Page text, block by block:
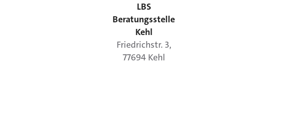
LBS
Beratungsstelle
Kehl
Friedrichstr. 3,
77694 Kehl